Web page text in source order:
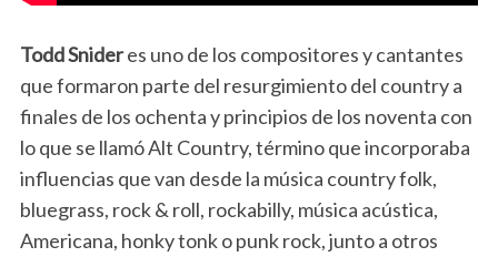
Todd Snideres uno de los compositores y cantantes
que formaron parte del resurgimiento del country a
finales de los ochenta y principios de los noventa con
lo que se llamó Alt Country, término que incorporaba
influencias que van desde la música country folk,
bluegrass, rock & roll, rockabilly, música acústica,
Americana, honky tonk o punk rock, junto a otros